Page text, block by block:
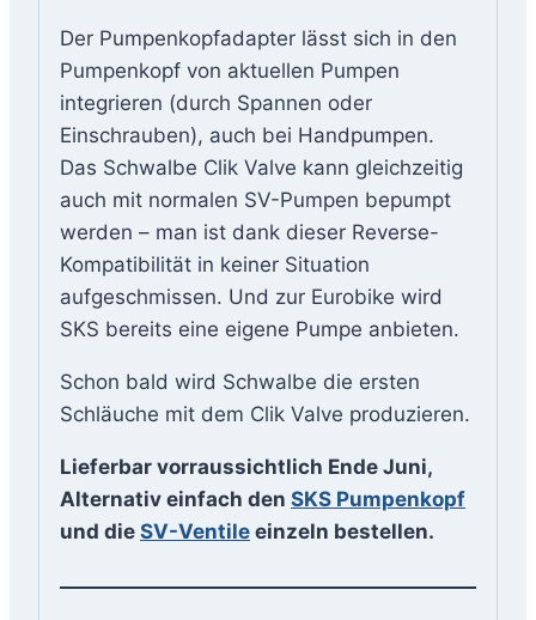
Der Pumpenkopfadapter lässt sich in den
Pumpenkopf von aktuellen Pumpen
integrieren (durch Spannen oder
Einschrauben), auch bei Handpumpen.
Das Schwalbe Clik Valve kann gleichzeitig
auch mit normalen SV-Pumpen bepumpt
werden – man ist dank dieser Reverse-
Kompatibilität in keiner Situation
aufgeschmissen. Und zur Eurobike wird
SKS bereits eine eigene Pumpe anbieten.
Schon bald wird Schwalbe die ersten
Schläuche mit dem Clik Valve produzieren.
Lieferbar vorraussichtlich Ende Juni,
Alternativ einfach den SKS Pumpenkopf
und die SV-Ventile einzeln bestellen.